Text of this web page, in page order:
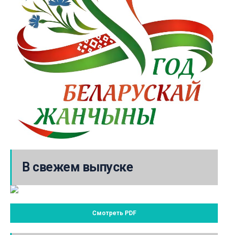
В свежем выпуске
Смотреть PDF